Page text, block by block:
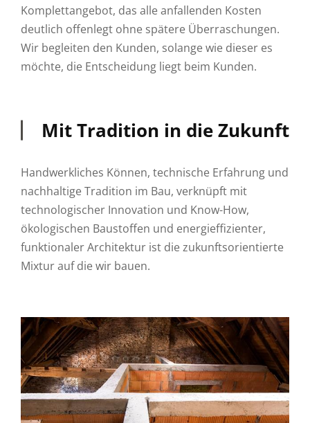
Komplettangebot, das alle anfallenden Kosten
deutlich offenlegt ohne spätere Überraschungen.
Wir begleiten den Kunden, solange wie dieser es
möchte, die Entscheidung liegt beim Kunden.
Mit Tradition in die Zukunft
Handwerkliches Können, technische Erfahrung und
nachhaltige Tradition im Bau, verknüpft mit
technologischer Innovation und Know-How,
ökologischen Baustoffen und energieffizienter,
funktionaler Architektur ist die zukunftsorientierte
Mixtur auf die wir bauen.